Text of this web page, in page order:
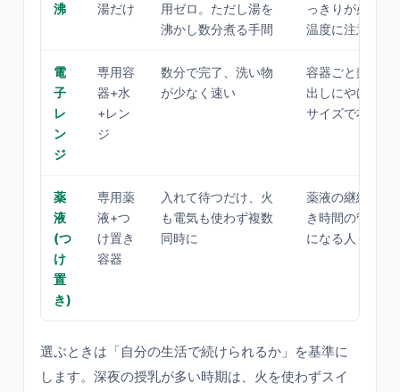
沸
湯だけ
用ゼロ。ただし湯を
沸かし数分煮る手間
っきりが必要、
温度に注意
電
子
レ
ン
ジ
専用容
器+水
+レン
ジ
数分で完了、洗い物
が少なく速い
容器ごと熱くな
出しにやけど注
サイズで本数に
薬
液
(つ
け
置
き)
専用薬
液+つ
け置き
容器
入れて待つだけ、火
も電気も使わず複数
同時に
薬液の継続コス
き時間の管理、
になる人も
選ぶときは「自分の生活で続けられるか」を基準に
します。深夜の授乳が多い時期は、火を使わずスイ